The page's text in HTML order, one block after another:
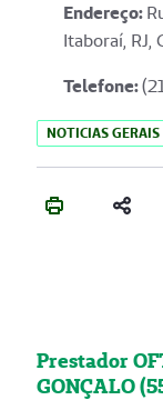
Endereço:
Itaboraí,
Telefone:
NOTICIAS GERAIS
Prestador
GONÇALO